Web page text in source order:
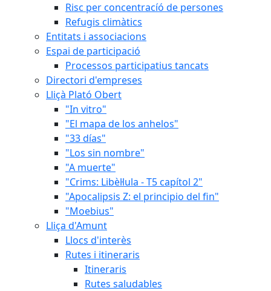
Risc per concentracíó de persones
Refugis climàtics
Entitats i associacions
Espai de participació
Processos participatius tancats
Directori d'empreses
Lliçà Plató Obert
"In vitro"
"El mapa de los anhelos"
"33 días"
"Los sin nombre"
"A muerte"
"Crims: Libèl·lula - T5 capítol 2"
"Apocalipsis Z: el principio del fin"
"Moebius"
Lliça d'Amunt
Llocs d'interès
Rutes i itineraris
Itineraris
Rutes saludables